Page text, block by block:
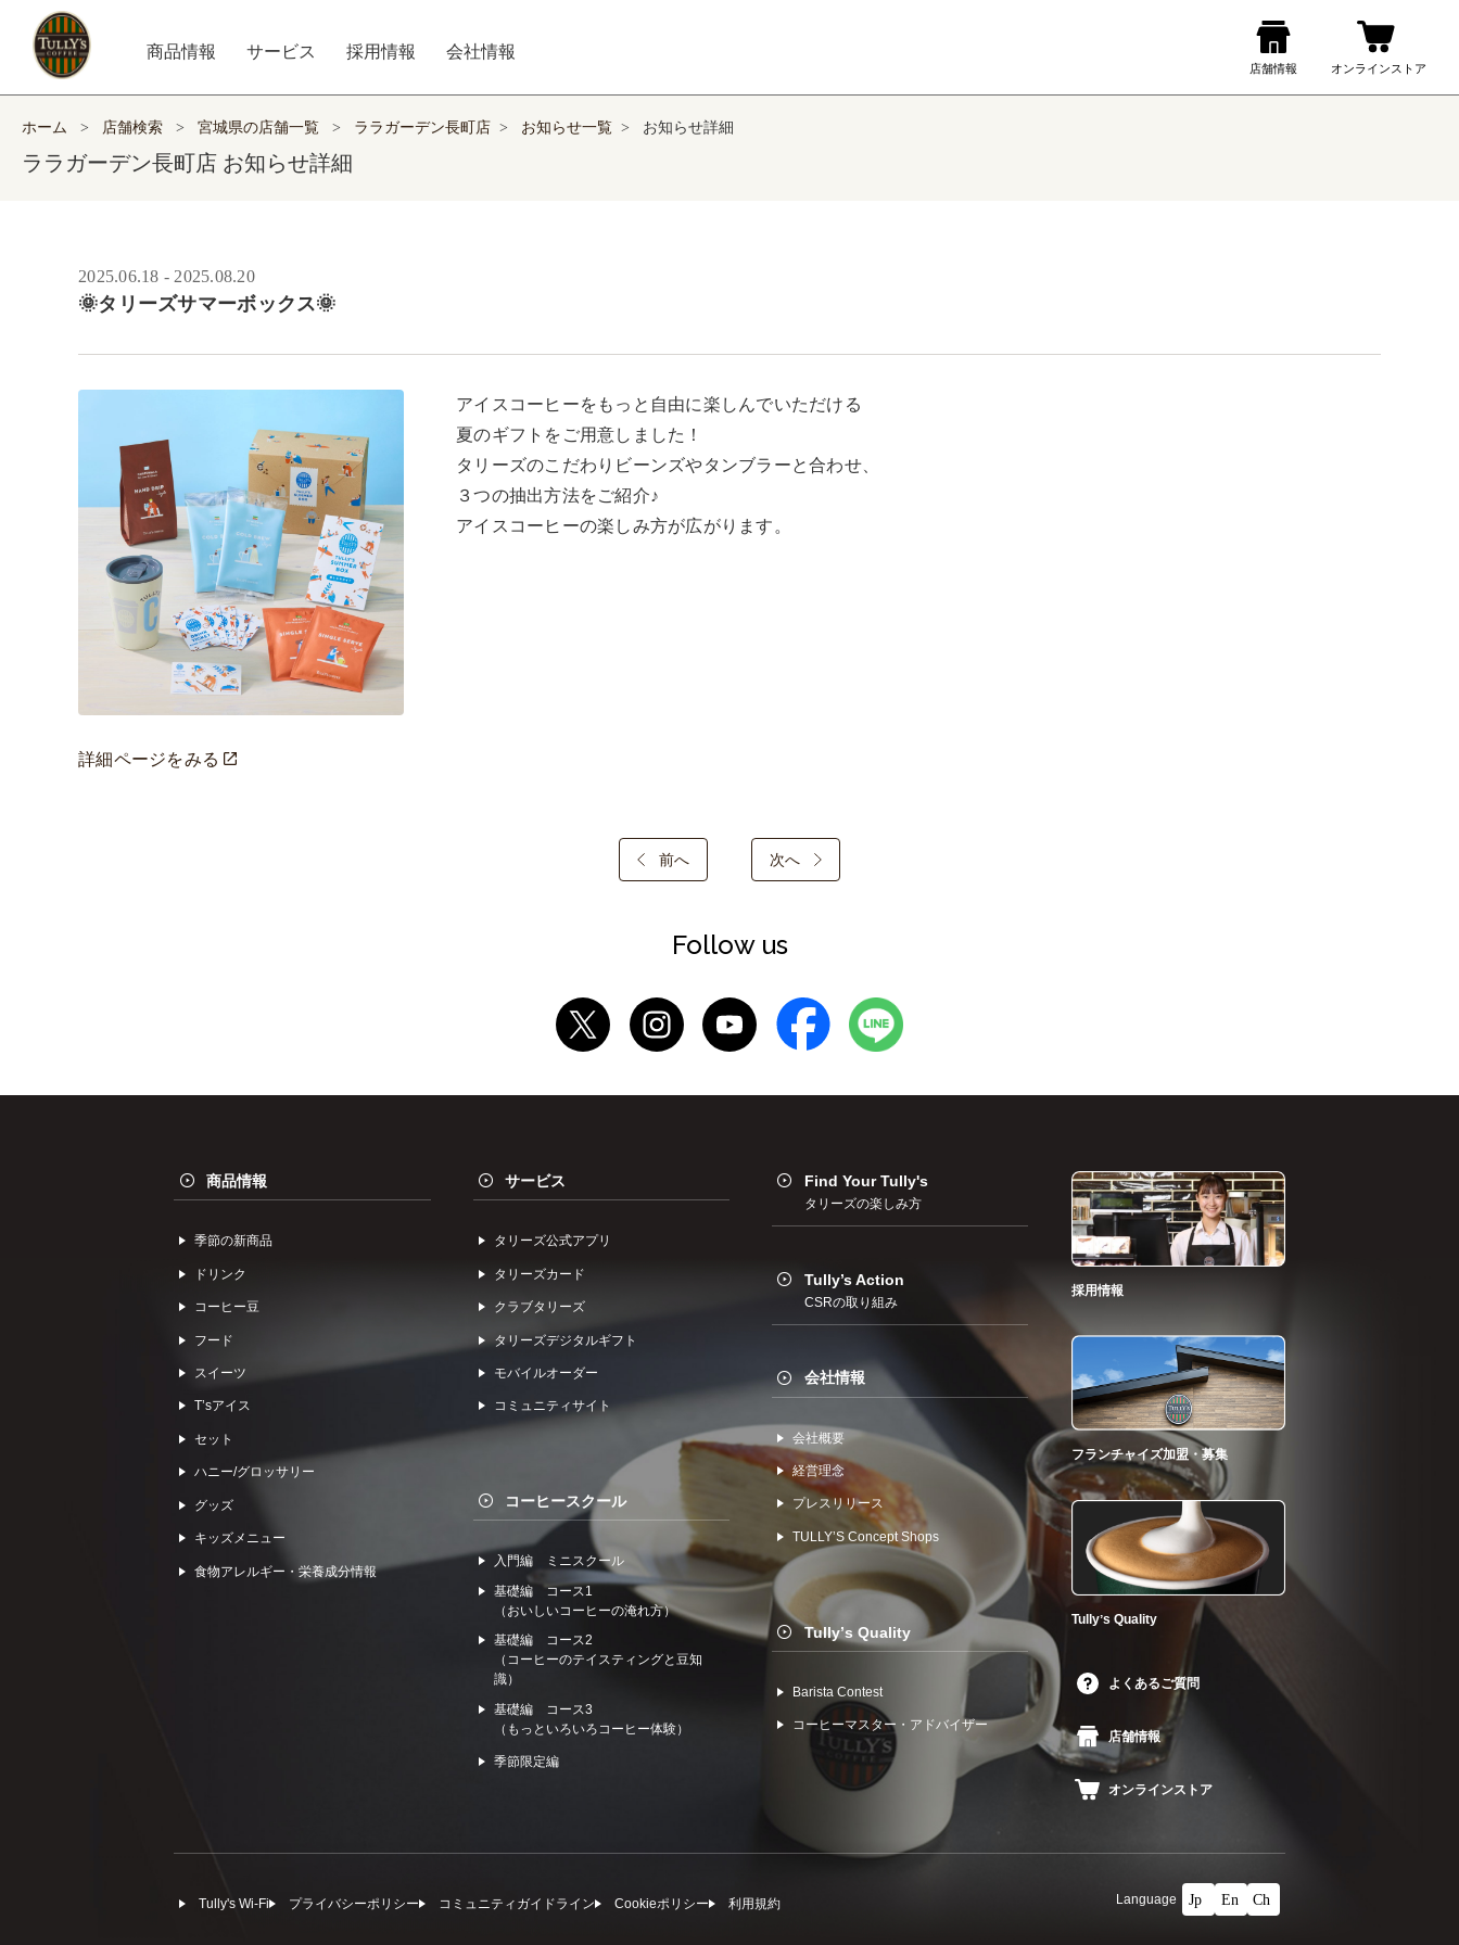
商品情報 サービス 採用情報 会社情報
ホーム > 店舗検索 > 宮城県の店舗一覧 > ララガーデン長町店 > お知らせ一覧 > お知らせ詳細
ララガーデン長町店 お知らせ詳細
2025.06.18 - 2025.08.20
🌞タリーズサマーボックス🌞
詳細ページをみる
アイスコーヒーをもっと自由に楽しんでいただける
夏のギフトをご用意しました！
タリーズのこだわりビーンズやタンブラーと合わせ、
３つの抽出方法をご紹介♪
アイスコーヒーの楽しみ方が広がります。
前へ 次へ
Follow us
商品情報
季節の新商品
ドリンク
コーヒー⾖
フード
スイーツ
Tʼsアイス
セット
ハニー/グロッサリー
グッズ
キッズメニュー
食物アレルギー・栄養成分情報
サービス
タリーズ公式アプリ
タリーズカード
クラブタリーズ
タリーズデジタルギフト
モバイルオーダー
コミュニティサイト
コーヒースクール
入門編 ミニスクール
基礎編 コース1
（おいしいコーヒーの淹れ方）
基礎編 コース2
（コーヒーのテイスティングと豆知
識）
基礎編 コース3
（もっといろいろコーヒー体験）
季節限定編
Find Your Tully's
タリーズの楽しみ方
Tully’s Action
CSRの取り組み
会社情報
会社概要
経営理念
プレスリリース
TULLYʼS Concept Shops
Tullyʼs Quality
Barista Contest
コーヒーマスター・アドバイザー
採用情報
フランチャイズ加盟・募集
Tullyʼs Quality
よくあるご質問
店舗情報
オンラインストア
Tully's Wi-Fi プライバシーポリシー コミュニティガイドライン Cookieポリシー 利⽤規約 Language